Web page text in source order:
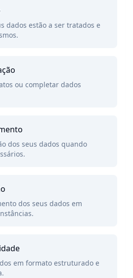
dados estão a ser tratados e
ou completar dados
dos seus dados quando
dos seus dados em
em formato estruturado e